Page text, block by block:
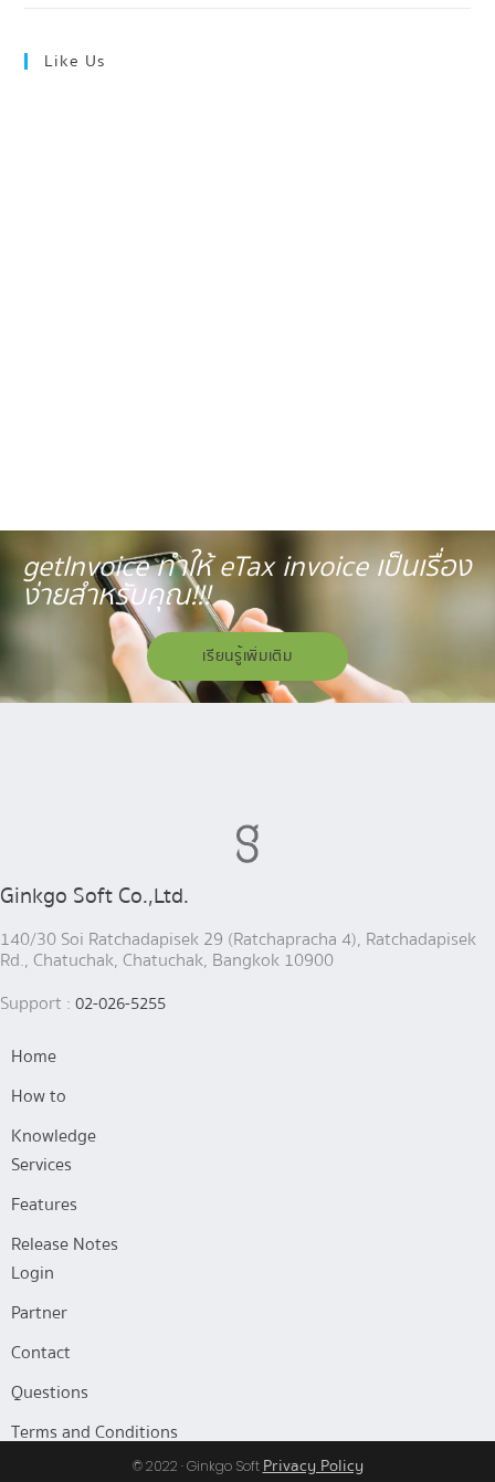
Like Us
getInvoice ทำให้ eTax invoice เป็นเรื่อง
ง่ายสำหรับคุณ!!!
เรียนรู้เพิ่มเติม
Ginkgo Soft Co.,Ltd.
140/30 Soi Ratchadapisek 29 (Ratchapracha 4), Ratchadapisek
Rd., Chatuchak, Chatuchak, Bangkok 10900
Support : 02-026-5255
Home
How to
Knowledge
Services
Features
Release Notes
Login
Partner
Contact
Questions
Terms and Conditions
© 2022 · Ginkgo SoftPrivacy Policy